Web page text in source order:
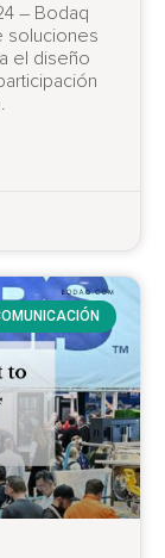
– Bodaq
soluciones
el diseño